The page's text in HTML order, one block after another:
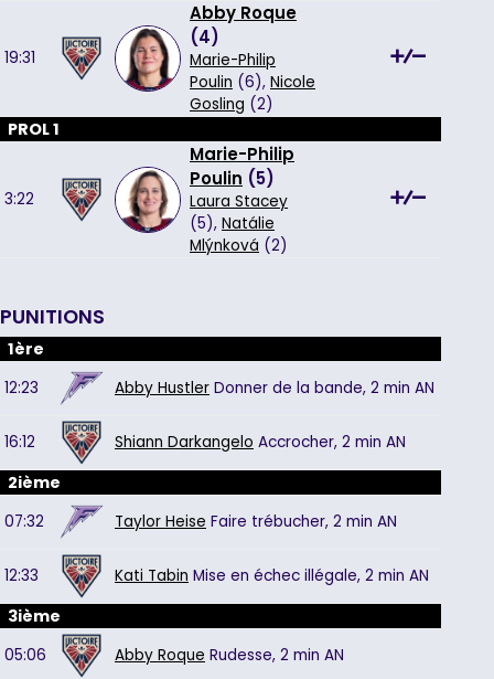
19:31
Abby Roque
(4)
Marie-Philip
Poulin (6), Nicole
Gosling (2)
PROL 1
3:22
Marie-Philip
Poulin (5)
Laura Stacey
(5), Natálie
Mlýnková (2)
PUNITIONS
1ère
12:23 Abby Hustler Donner de la bande, 2 min AN
16:12 Shiann Darkangelo Accrocher, 2 min AN
2ième
07:32 Taylor Heise Faire trébucher, 2 min AN
12:33 Kati Tabin Mise en échec illégale, 2 min AN
3ième
05:06 Abby Roque Rudesse, 2 min AN